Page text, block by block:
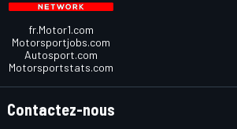
fr.Motor1.com
Motorsportjobs.com
Autosport.com
Motorsportstats.com
Contactez-nous